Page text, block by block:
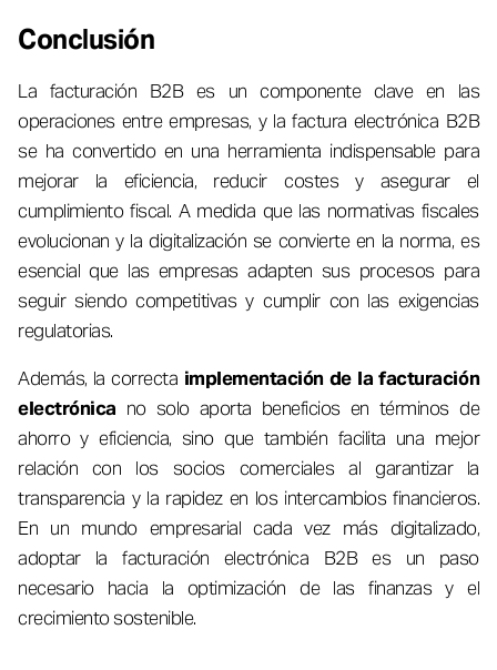
Conclusión
La facturación B2B es un componente clave en las
operaciones entre empresas, y la factura electrónica B2B
se ha convertido en una herramienta indispensable para
mejorar la eficiencia, reducir costes y asegurar el
cumplimiento fiscal. A medida que las normativas fiscales
evolucionan y la digitalización se convierte en la norma, es
esencial que las empresas adapten sus procesos para
seguir siendo competitivas y cumplir con las exigencias
regulatorias.
Además, la correcta implementación de la facturación
electrónica no solo aporta beneficios en términos de
ahorro y eficiencia, sino que también facilita una mejor
relación con los socios comerciales al garantizar la
transparencia y la rapidez en los intercambios financieros.
En un mundo empresarial cada vez más digitalizado,
adoptar la facturación electrónica B2B es un paso
necesario hacia la optimización de las finanzas y el
crecimiento sostenible.